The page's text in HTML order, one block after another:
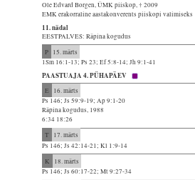
Ole Edvard Borgen, ÜMK piiskop, † 2009
EMK erakorraline aastakonverents piiskopi valimiseks
11. nädal
EESTPALVES: Räpina kogudus
P 15. märts
1Sm 16:1-13; Ps 23; Ef 5:8-14; Jh 9:1-41
PAASTUAJA 4. PÜHAPÄEV
E
16. märts
Ps 146; Js 59:9-19; Ap 9:1-20
Räpina kogudus, 1988
6:34 18:26
T
17. märts
Ps 146; Js 42:14-21; Kl 1:9-14
K
18. märts
Ps 146; Js 60:17-22; Mt 9:27-34